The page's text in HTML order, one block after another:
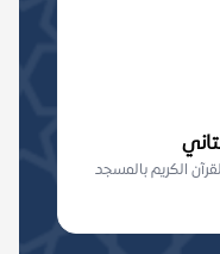
الكريم بالمسجد